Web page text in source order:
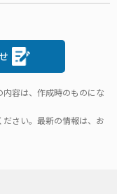
容は、作成時のものにな
さい。最新の情報は、お